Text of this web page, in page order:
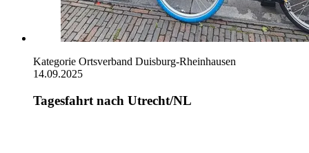
Kategorie Ortsverband Duisburg-Rheinhausen
14.09.2025
Tagesfahrt nach Utrecht/NL